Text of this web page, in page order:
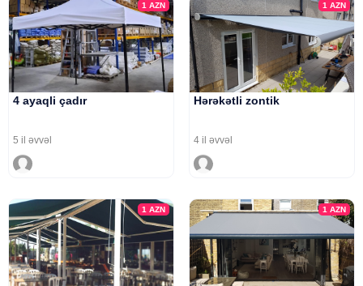
1AZN
4 ayaqli çadır
5 il əvvəl
1 AZN
Hərəkətli zontik
4 il əvvəl
1AZN 1 AZN